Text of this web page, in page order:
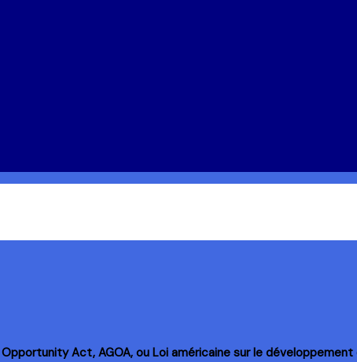
Act, AGOA, ou Loi américaine sur le